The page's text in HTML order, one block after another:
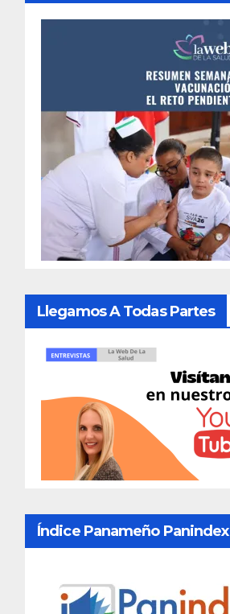
Llegamos A Todas Partes
Índice Panameño Panindex